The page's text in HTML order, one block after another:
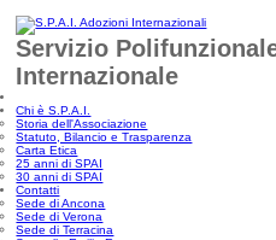
Servizio
Internazionale
Chi è S.P.A.I.
Storia dell'Associazione
Statuto, Bilancio e Trasparenza
Carta Etica
25 anni di SPAI
30 anni di SPAI
Contatti
Sede di Ancona
Sede di Verona
Sede di Terracina